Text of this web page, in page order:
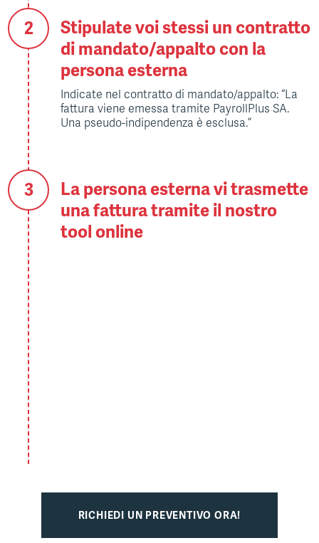
Stipulate voi stessi un contratto
di mandato/appalto con la
persona esterna
Indicate nel contratto di mandato/appalto: “La
fattura viene emessa tramite PayrollPlus SA.
Una pseudo-indipendenza è esclusa.”
La persona esterna vi trasmette
una fattura tramite il nostro
tool online
RICHIEDI UN PREVENTIVO ORA!